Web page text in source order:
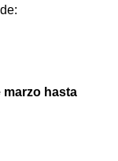
marzo hasta